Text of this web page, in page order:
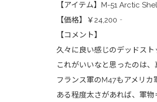
【アイテム】M-51 Arctic
【価格】￥24,200‐
【コメント】
久々に良い感じのデッドスト
これがいいなと思ったのは
フランス軍のM47もアメリカ
ある程度太さがあれば、軍物